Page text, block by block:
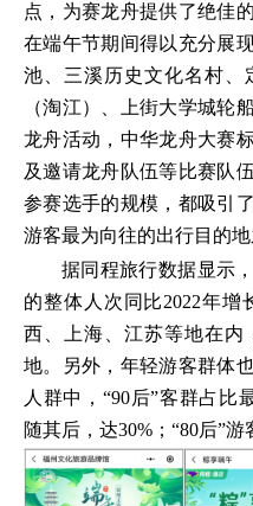
点，为赛龙舟提供了绝佳
在端午节期间得以充分展
池、三溪历史文化名村、
（淘江）、上街大学城轮
龙舟活动，中华龙舟大赛
及邀请龙舟队伍等比赛队
参赛选手的规模，都吸引
游客最为向往的出行目的地
据同程旅行数据显示
的整体人次同比2022年增
西、上海、江苏等地在
地。另外，年轻游客群体
人群中，“90后”客群占比
随其后，达30%；“80后”游